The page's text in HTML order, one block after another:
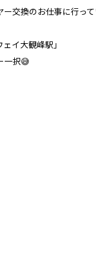
交換のお仕事に行っ
イ大観峰駅」
一択😅